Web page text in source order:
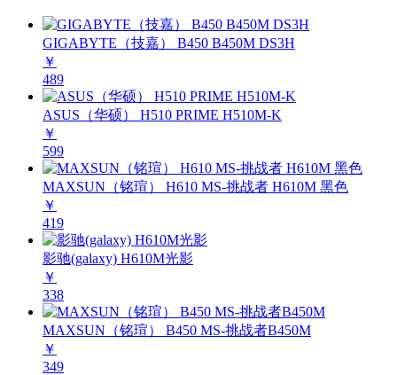
GIGABYTE（技嘉） B450 B450M DS3H
￥
489
ASUS（华硕） H510 PRIME H510M-K
￥
599
MAXSUN（铭瑄） H610 MS-挑战者 H610M 黑色
￥
419
影驰(galaxy) H610M光影
￥
338
MAXSUN（铭瑄） B450 MS-挑战者B450M
￥
349